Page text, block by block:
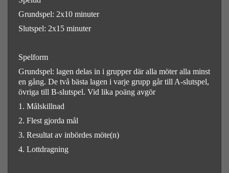
Grundspel: 2x10 minuter
Slutspel: 2x15 minuter
Spelform
Grundspel: lagen delas in i grupper där alla möter alla minst
en gång. De två bästa lagen i varje grupp går till A-slutspel,
övriga till B-slutspel. Vid lika poäng avgör
1. Målskillnad
2. Flest gjorda mål
3. Resultat av inbördes möte(n)
4. Lottdragning